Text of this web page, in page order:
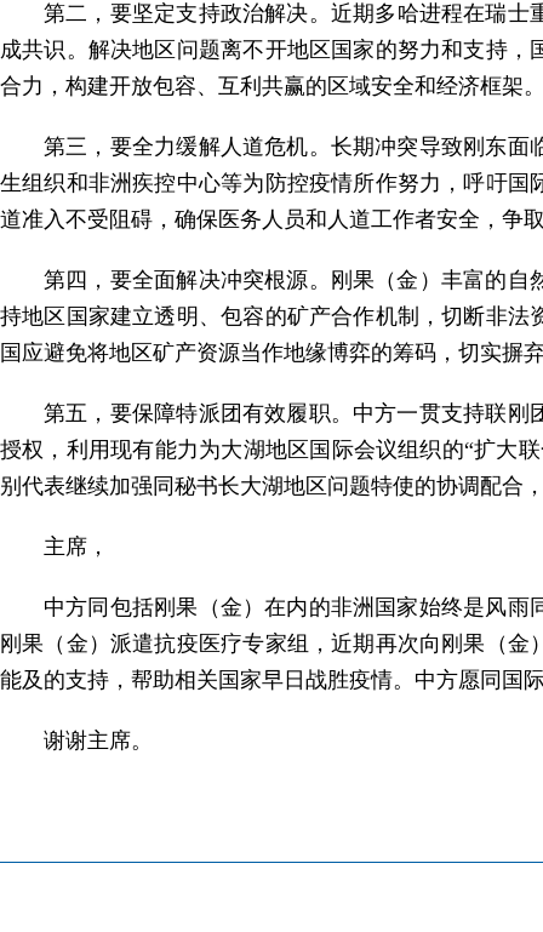
第二，要坚定支持政治解决。近期多哈进程在瑞士
成共识。解决地区问题离不开地区国家的努力和支持
合力，构建开放包容、互利共赢的区域安全和经济框架
第三，要全力缓解人道危机。长期冲突导致刚东
生组织和非洲疾控中心等为防控疫情所作努力，呼吁
道准入不受阻碍，确保医务人员和人道工作者安全，争
第四，要全面解决冲突根源。刚果（金）丰富的
持地区国家建立透明、包容的矿产合作机制，切断非
国应避免将地区矿产资源当作地缘博弈的筹码，切实摒
第五，要保障特派团有效履职。中方一贯支持联
授权，利用现有能力为大湖地区国际会议组织的“扩大
别代表继续加强同秘书长大湖地区问题特使的协调配合
主席，
中方同包括刚果（金）在内的非洲国家始终是风
刚果（金）派遣抗疫医疗专家组，近期再次向刚果（
能及的支持，帮助相关国家早日战胜疫情。中方愿同国
谢谢主席。